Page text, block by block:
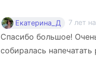
Екатерина_Д 7 лет
Спасибо большое!
собиралась напечатать